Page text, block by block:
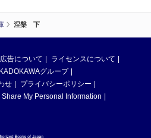
涅槃 下
広告について
ライセンスについて
KADOKAWAグループ
せ
プライバシーポリシー
My Personal Information